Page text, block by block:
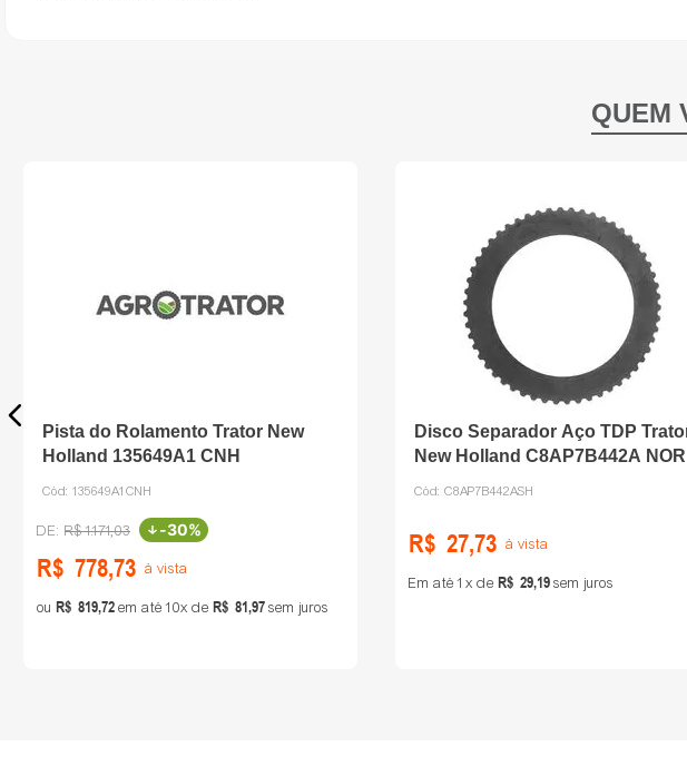
Pista do Rolamento Trator New
Holland 135649A1 CNH
Cód: 135649A1CNH
R$1.171,03 -30%
R$ 778,73 à vista
ou R$ 819,72em até10 de R$ 81,97sem juros
Disco Separador Aço TDP
New Holland C8AP7B442A NOR
Cód: C8AP7B442ASH
R$ 27,73 à vista
Em até1 de R$ 29,19sem juros